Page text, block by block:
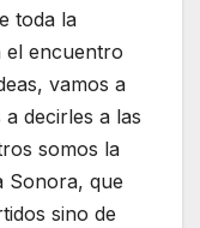
toda la
el encuentro
vamos a
decirles a las
somos la
Sonora, que
sino de